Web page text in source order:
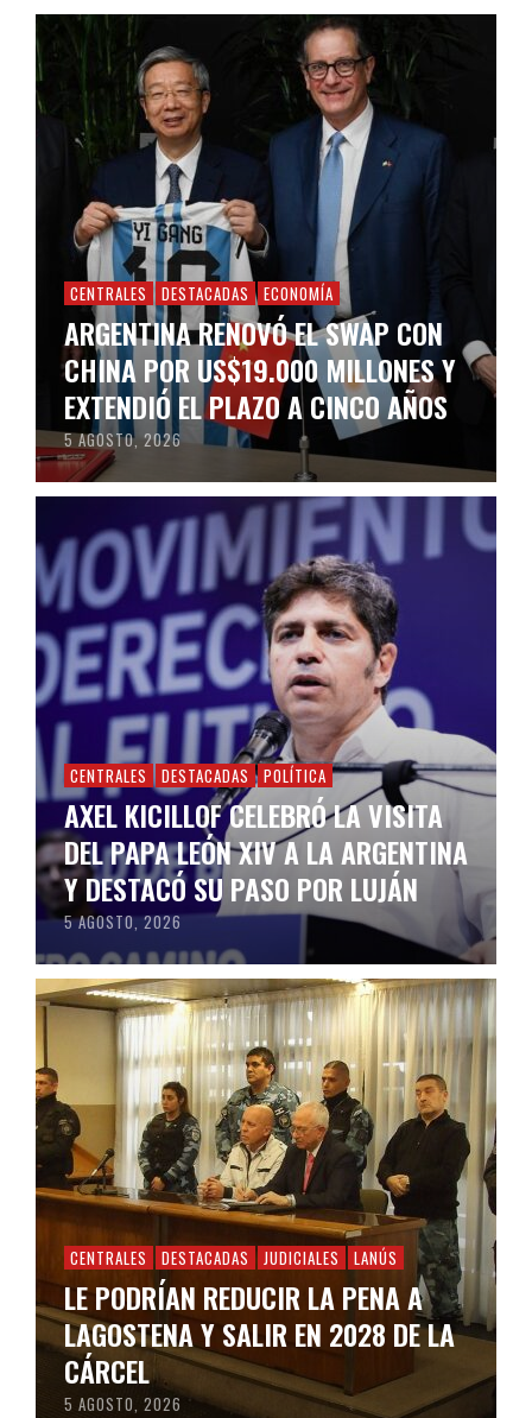
CENTRALES DESTACADAS ECONOMÍA
ARGENTINA RENOVÓ EL SWAP CON
CHINA POR US$19.000 MILLONES Y
EXTENDIÓ EL PLAZO A CINCO AÑOS
5 AGOSTO, 2026
CENTRALES DESTACADAS POLÍTICA
AXEL KICILLOF CELEBRÓ LA VISITA
DEL PAPA LEÓN XIV A LA ARGENTINA
Y DESTACÓ SU PASO POR LUJÁN
5 AGOSTO, 2026
CENTRALES DESTACADAS JUDICIALES LANÚS
LE PODRÍAN REDUCIR LA PENA A
LAGOSTENA Y SALIR EN 2028 DE LA
CÁRCEL
5 AGOSTO, 2026